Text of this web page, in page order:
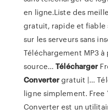
en ligne.Liste des
gratuit, rapide et
sur les serveurs sans
Téléchargement MP3
source...Télécharger
Convertergratuit |…
ligne simplement. Free
Converter est un